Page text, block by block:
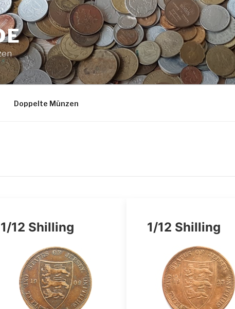
Doppelte Münzen
1/12 Shilling 1/12 Shilling